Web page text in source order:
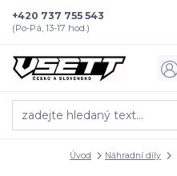
+420 737 755 543
(Po-Pá, 13-17 hod.)
Úvod Náhradní díly